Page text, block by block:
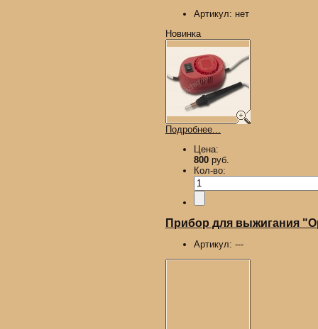
Артикул: нет
Новинка
Подробнее...
Цена:
800 руб.
Кол-во:
Прибор для выжигания
Артикул: ---